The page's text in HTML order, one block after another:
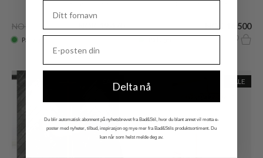
NOK 40.660
På lager
NOK 16.500
SALE SALE
Delta nå
Du blir automatisk abonnent på nyhetsbrevet fra Bad&Stil, hvor du blant annet vil motta e-
poster med nyheter, tilbud, inspirasjon og mye mer fra Bad&Stils produktsortiment. Du
kan når som helst melde deg av.